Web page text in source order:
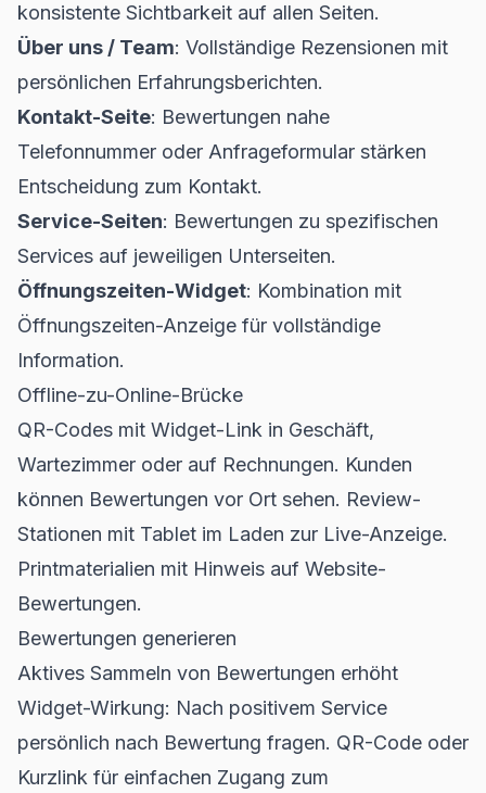
konsistente Sichtbarkeit auf allen Seiten.
Über uns / Team: Vollständige Rezensionen mit
persönlichen Erfahrungsberichten.
Kontakt-Seite: Bewertungen nahe
Telefonnummer oder Anfrageformular stärken
Entscheidung zum Kontakt.
Service-Seiten: Bewertungen zu spezifischen
Services auf jeweiligen Unterseiten.
Öffnungszeiten-Widget: Kombination mit
Öffnungszeiten-Anzeige für vollständige
Information.
Offline-zu-Online-Brücke
QR-Codes mit Widget-Link in Geschäft,
Wartezimmer oder auf Rechnungen. Kunden
können Bewertungen vor Ort sehen. Review-
Stationen mit Tablet im Laden zur Live-Anzeige.
Printmaterialien mit Hinweis auf Website-
Bewertungen.
Bewertungen generieren
Aktives Sammeln von Bewertungen erhöht
Widget-Wirkung: Nach positivem Service
persönlich nach Bewertung fragen. QR-Code oder
Kurzlink für einfachen Zugang zum